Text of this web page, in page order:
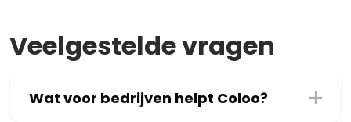
Veelgestelde vragen
Wat voor bedrijven helpt Coloo?